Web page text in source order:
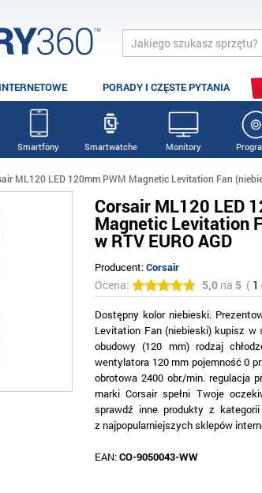
PORADY I CZĘSTE PYTANIA
Smartfony Smartwatche Monitory
ML120 LED 120mm PWM Magnetic Levitation Fan
Corsair ML120 LED
Magnetic Levitation
w RTV EURO AGD
Producent:Corsair
Ocena: 5,0 na 5 ( 1
Dostępny kolor niebieski.
Levitation Fan (niebieski) kupisz w
obudowy (120 mm) rodzaj
wentylatora 120 mm pojemność 0
obrotowa 2400 obr./min. regulacja
marki Corsair spełni Twoje
sprawdź inne produkty z
z najpopularniejszych sklepów
EAN:CO-9050043-WW